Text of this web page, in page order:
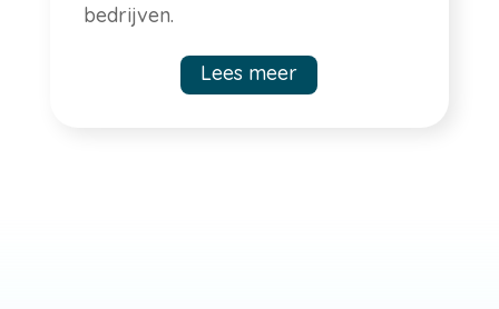
bedrijven.
Lees meer